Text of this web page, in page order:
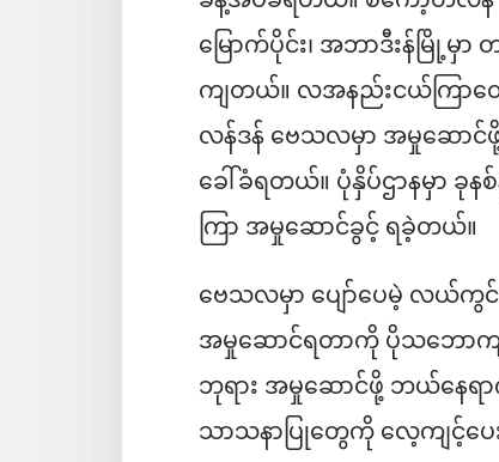
မြောက်ပိုင်း၊ အဘာဒီးန်မြို့မှာ
ကျတယ်။ လအနည်းငယ်ကြာတ
လန်ဒန် ဗေသလမှာ အမှုဆော
ခေါ်ခံရတယ်။ ပုံနှိပ်ဌာနမှာ ခုန
ကြာ အမှုဆောင်ခွင့် ရခဲ့တယ်။
ဗေသလမှာ ပျော်ပေမဲ့ လယ်ကွင်
အမှုဆောင်ရတာကို ပိုသဘော
ဘုရား အမှုဆောင်ဖို့ ဘယ်နေရာ
သာသနာပြုတွေကို လေ့ကျင့်